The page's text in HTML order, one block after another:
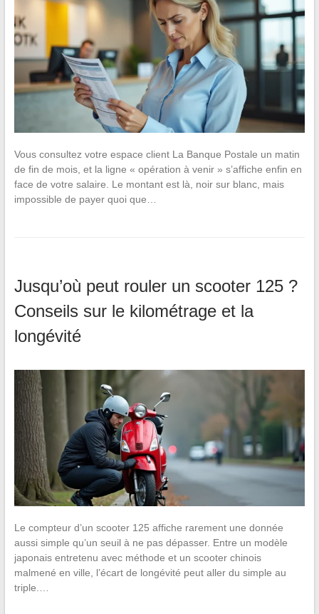
Vous consultez votre espace client La Banque Postale un matin
de fin de mois, et la ligne « opération à venir » s’affiche enfin en
face de votre salaire. Le montant est là, noir sur blanc, mais
impossible de payer quoi que…
Jusqu’où peut rouler un scooter 125 ?
Conseils sur le kilométrage et la
longévité
Le compteur d’un scooter 125 affiche rarement une donnée
aussi simple qu’un seuil à ne pas dépasser. Entre un modèle
japonais entretenu avec méthode et un scooter chinois
malmené en ville, l’écart de longévité peut aller du simple au
triple.…